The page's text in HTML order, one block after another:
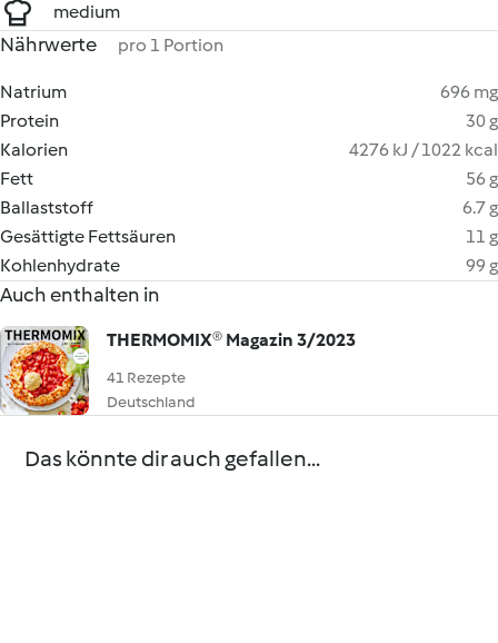
medium
Nährwerte pro 1 Portion
Natrium
696 mg
Protein
30 g
Kalorien
4276 kJ / 1022 kcal
Fett
56 g
Ballaststoff
6.7 g
Gesättigte Fettsäuren
11 g
Kohlenhydrate
99 g
Auch enthalten in
THERMOMIX® Magazin 3/2023
41 Rezepte
Deutschland
Das könnte dir auch gefallen...